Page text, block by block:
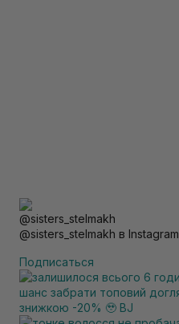
@sisters_stelmakh в Instagram
Подписаться